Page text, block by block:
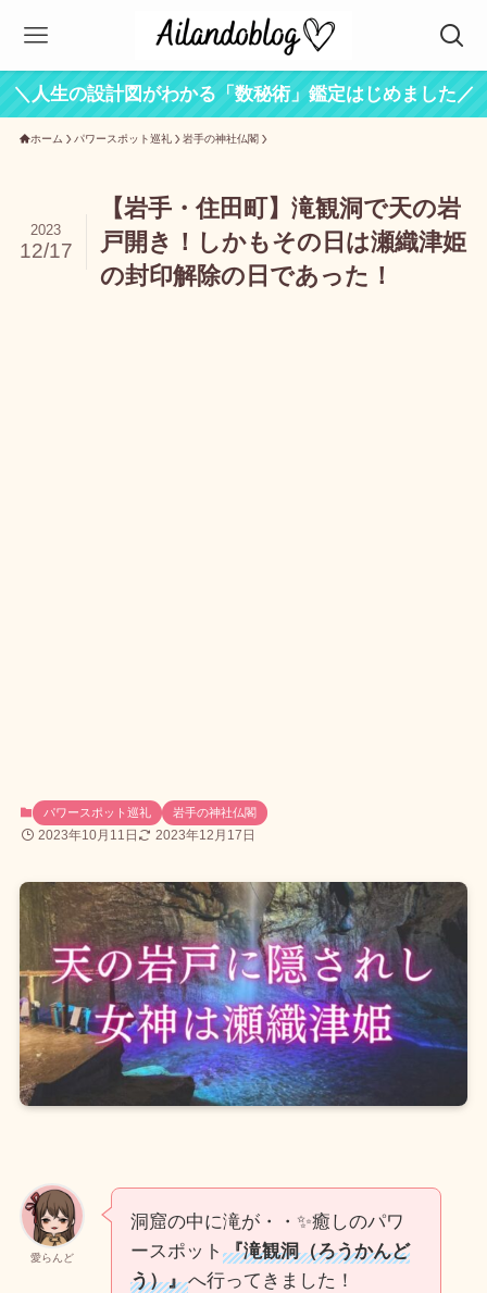
＼人生の設計図がわかる「数秘術」鑑定はじめました／
ホーム パワースポット巡礼 岩手の神社仏閣
【岩手・住田町】滝観洞で天の岩
戸開き！しかもその日は瀬織津姫
の封印解除の日であった！
2023
12/17
パワースポット巡礼 岩手の神社仏閣
2023年10月11日 2023年12月17日
愛らんど
洞窟の中に滝が・・✨癒しのパワ
ースポット 『滝観洞（ろうかんど
う）』へ行ってきました！